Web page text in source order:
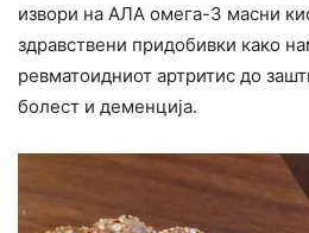
извори на АЛА омега-3 масни
здравствени придобивки како
ревматоидниот артритис до
болест и деменција.